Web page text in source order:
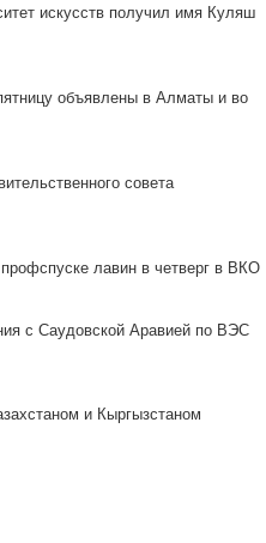
искусств получил имя Куляш
объявлены в Алматы и во
совета
лавин в четверг в ВКО
с Саудовской Аравией по ВЭС
и Кыргызстаном